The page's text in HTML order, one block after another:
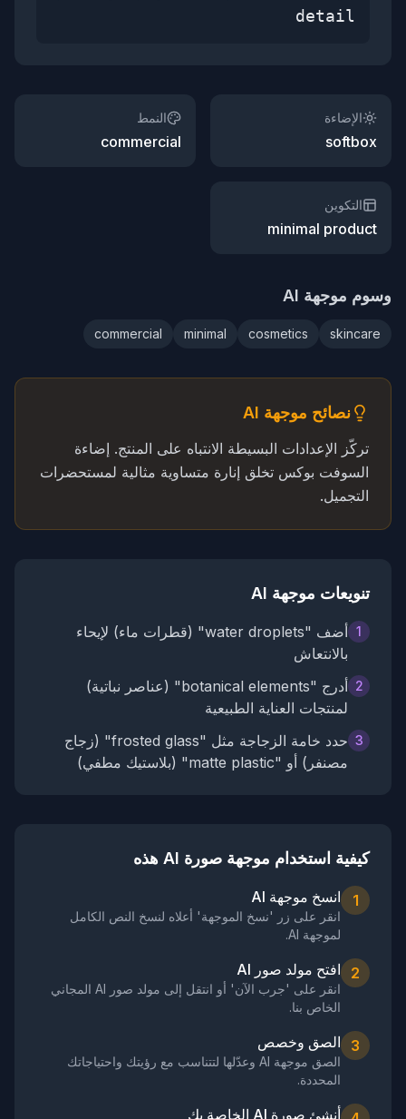
detail
الإضاءة
softbox
النمط
commercial
التكوين
minimal product
وسوم موجهة AI
skincare
cosmetics
minimal
commercial
نصائح موجهة AI
تركّز الإعدادات البسيطة الانتباه على المنتج. إضاءة
السوفت بوكس تخلق إنارة متساوية مثالية لمستحضرات
التجميل.
تنويعات موجهة AI
1
أضف "water droplets" (قطرات ماء) لإيحاء
بالانتعاش
2
أدرج "botanical elements" (عناصر نباتية)
لمنتجات العناية الطبيعية
3
حدد خامة الزجاجة مثل "frosted glass" (زجاج
مصنفر) أو "matte plastic" (بلاستيك مطفي)
كيفية استخدام موجهة صورة AI هذه
1 انسخ موجهة AI
انقر على زر 'نسخ الموجهة' أعلاه لنسخ النص الكامل
لموجهة AI.
2 افتح مولد صور AI
انقر على 'جرب الآن' أو انتقل إلى مولد صور AI المجاني
الخاص بنا.
3 الصق وخصص
الصق موجهة AI وعدّلها لتتناسب مع رؤيتك واحتياجاتك
المحددة.
أنشئ صورة AI الخاصة بك